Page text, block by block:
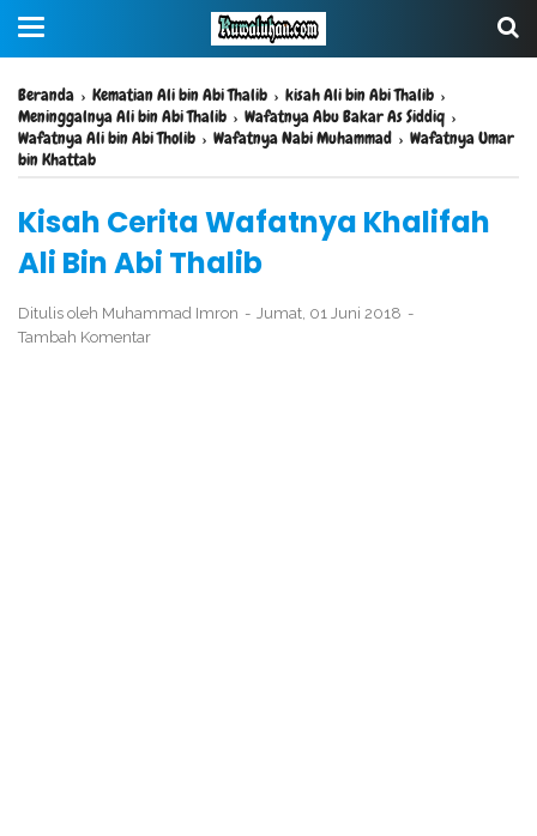
Beranda › Kematian Ali bin Abi Thalib › kisah Ali bin Abi Thalib ›
Meninggalnya Ali bin Abi Thalib › Wafatnya Abu Bakar As Siddiq ›
Wafatnya Ali bin Abi Tholib › Wafatnya Nabi Muhammad › Wafatnya Umar
bin Khattab
Kisah Cerita Wafatnya Khalifah
Ali Bin Abi Thalib
Ditulis oleh Muhammad Imron
Jumat, 01 Juni 2018
Tambah Komentar